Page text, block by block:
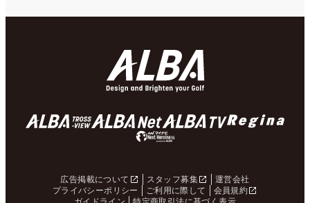
広告掲載について スタッフ募集
運営会社
プライバシーポリシー
ご利用に際して
会員規約